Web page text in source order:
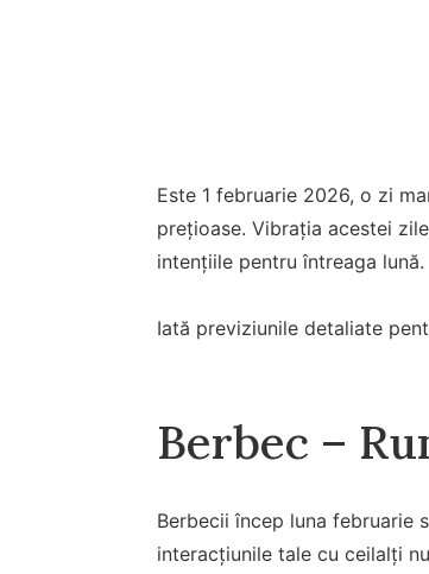
Este 1 februarie 2026, o zi
prețioase. Vibrația acestei
intențiile pentru întreaga lună.
Iată previziunile detaliate
Berbec –
Berbecii încep luna februarie
interacțiunile tale cu ceilalți